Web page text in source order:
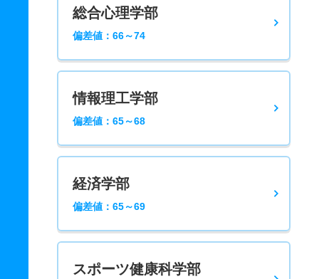
総合心理学部
偏差値：66～74
情報理工学部
偏差値：65～68
経済学部
偏差値：65～69
スポーツ健康科学部